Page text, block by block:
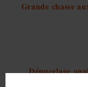
Grande chasse
Dépucelage